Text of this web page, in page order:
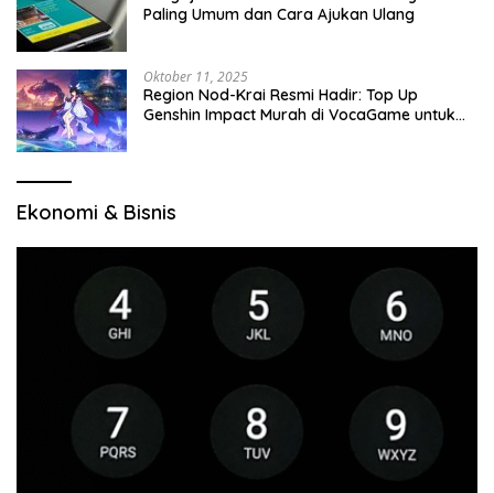
Paling Umum dan Cara Ajukan Ulang
Oktober 11, 2025
Region Nod-Krai Resmi Hadir: Top Up
Genshin Impact Murah di VocaGame untuk
Ekonomi & Bisnis